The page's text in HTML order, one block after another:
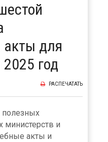
для
2025 год
РАСПЕЧАТАТЬ
министерств и
акты и